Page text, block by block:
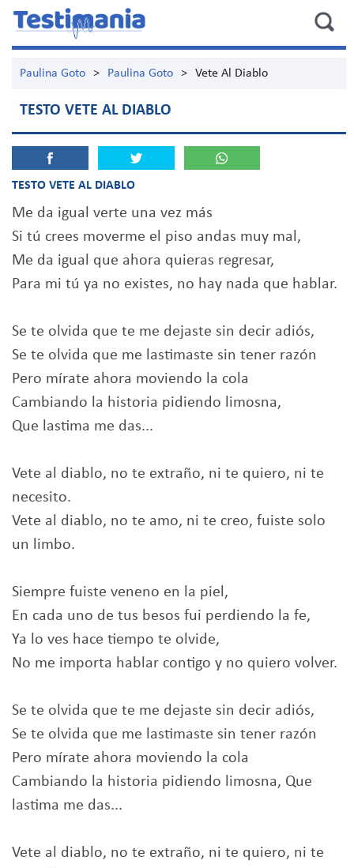
Paulina Goto > Paulina Goto > Vete Al Diablo
TESTO VETE AL DIABLO
TESTO VETE AL DIABLO
Me da igual verte una vez más
Si tú crees moverme el piso andas muy mal,
Me da igual que ahora quieras regresar,
Para mi tú ya no existes, no hay nada que hablar.
Se te olvida que te me dejaste sin decir adiós,
Se te olvida que me lastimaste sin tener razón
Pero mírate ahora moviendo la cola
Cambiando la historia pidiendo limosna,
Que lastima me das...
Vete al diablo, no te extraño, ni te quiero, ni te
necesito.
Vete al diablo, no te amo, ni te creo, fuiste solo
un limbo.
Siempre fuiste veneno en la piel,
En cada uno de tus besos fui perdiendo la fe,
Ya lo ves hace tiempo te olvide,
No me importa hablar contigo y no quiero volver.
Se te olvida que te me dejaste sin decir adiós,
Se te olvida que me lastimaste sin tener razón
Pero mírate ahora moviendo la cola
Cambiando la historia pidiendo limosna, Que
lastima me das...
Vete al diablo, no te extraño, ni te quiero, ni te